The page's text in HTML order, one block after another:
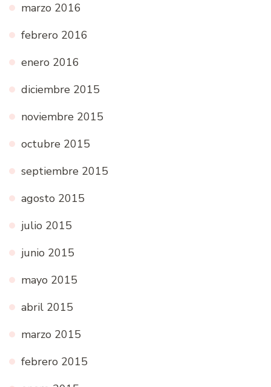
marzo 2016
febrero 2016
enero 2016
diciembre 2015
noviembre 2015
octubre 2015
septiembre 2015
agosto 2015
julio 2015
junio 2015
mayo 2015
abril 2015
marzo 2015
febrero 2015